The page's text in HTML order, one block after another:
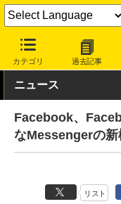
カテゴリ 過去記事
INTERNET Watch サー
ニュース
Facebook、
なMessengerの新
リスト